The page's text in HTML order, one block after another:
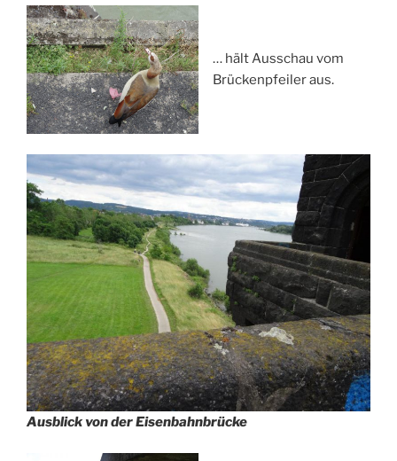
… hält Ausschau vom
Brückenpfeiler aus.
Ausblick von der Eisenbahnbrücke